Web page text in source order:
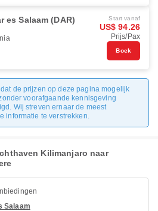
es Salaam (DAR) Start vanaf
US$ 94.26
Prijs/Pax
Boek
de prijzen op deze pagina mogelijk
voorafgaande kennisgeving
Wij streven ernaar de meest
informatie te verstrekken.
Kilimanjaro naar
Salaam